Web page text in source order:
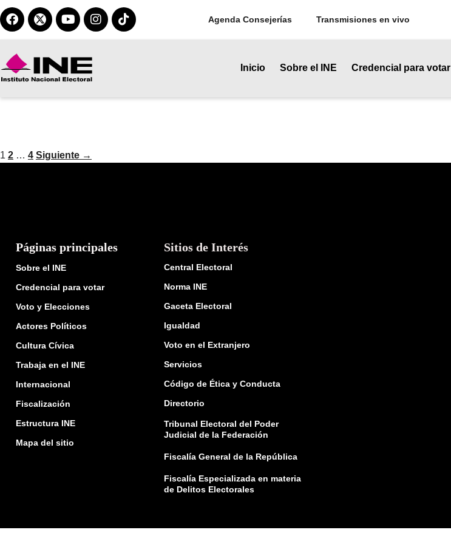
Agenda Consejerías Transmisiones en vivo
Inicio Sobre el INE Credencial para votar
1 2 … 4 Siguiente →
Páginas principales
Sobre el INE
Credencial para votar
Voto y Elecciones
Actores Políticos
Cultura Cívica
Trabaja en el INE
Internacional
Fiscalización
Estructura INE
Mapa del sitio
Sitios de Interés
Central Electoral
Norma INE
Gaceta Electoral
Igualdad
Voto en el Extranjero
Servicios
Código de Ética y Conducta
Directorio
Tribunal Electoral del Poder
Judicial de la Federación
Fiscalía General de la República
Fiscalía Especializada en materia
de Delitos Electorales